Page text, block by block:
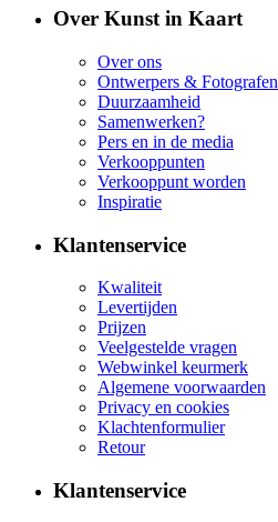
Over Kunst in Kaart
Over ons
Ontwerpers & Fotografen
Duurzaamheid
Samenwerken?
Pers en in de media
Verkooppunten
Verkooppunt worden
Inspiratie
Klantenservice
Kwaliteit
Levertijden
Prijzen
Veelgestelde vragen
Webwinkel keurmerk
Algemene voorwaarden
Privacy en cookies
Klachtenformulier
Retour
Klantenservice